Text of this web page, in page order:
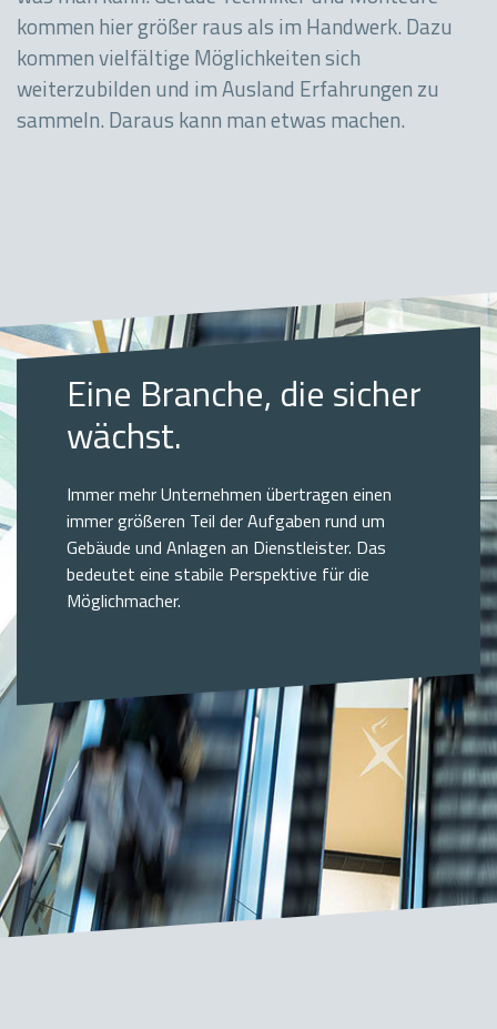
kommen hier größer raus als im Handwerk. Dazu
kommen vielfältige Möglichkeiten sich
weiterzubilden und im Ausland Erfahrungen zu
sammeln. Daraus kann man etwas machen.
Eine Branche, die sicher
wächst.
Immer mehr Unternehmen übertragen einen
immer größeren Teil der Aufgaben rund um
Gebäude und Anlagen an Dienstleister. Das
bedeutet eine stabile Perspektive für die
Möglichmacher.